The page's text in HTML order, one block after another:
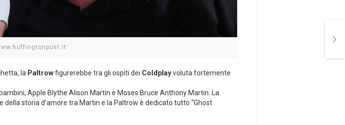
la Paltrowfigurerebbe tra gli ospiti dei Coldplayvoluta fortemente
Apple Blythe Alison Martin e Moses Bruce Anthony Martin. La
storia d’amore tra Martin e la Paltrow è dedicato tutto “Ghost